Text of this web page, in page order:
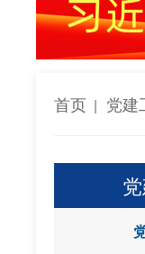
首页 党建